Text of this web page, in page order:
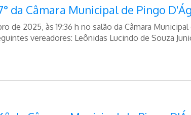
da Câmara Municipal de Pingo
de 2025, às 19:36 h no salão da Câmara Municipal
vereadores: Leônidas Lucindo de Souza